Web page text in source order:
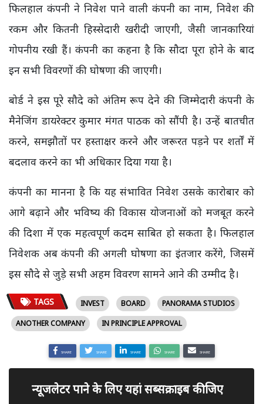
फिलहाल कंपनी ने निवेश पाने वाली कंपनी का नाम, निवेश की
रकम और कितनी हिस्सेदारी खरीदी जाएगी, जैसी जानकारियां
गोपनीय रखी हैं। कंपनी का कहना है कि सौदा पूरा होने के बाद
इन सभी विवरणों की घोषणा की जाएगी।
बोर्ड ने इस पूरे सौदे को अंतिम रूप देने की जिम्मेदारी कंपनी के
मैनेजिंग डायरेक्टर कुमार मंगत पाठक को सौंपी है। उन्हें बातचीत
करने, समझौतों पर हस्ताक्षर करने और जरूरत पड़ने पर शर्तों में
बदलाव करने का भी अधिकार दिया गया है।
कंपनी का मानना है कि यह संभावित निवेश उसके कारोबार को
आगे बढ़ाने और भविष्य की विकास योजनाओं को मजबूत करने
की दिशा में एक महत्वपूर्ण कदम साबित हो सकता है। फिलहाल
निवेशक अब कंपनी की अगली घोषणा का इंतजार करेंगे, जिसमें
इस सौदे से जुड़े सभी अहम विवरण सामने आने की उम्मीद है।
TAGS INVEST BOARD
PANORAMA STUDIOS
ANOTHER COMPANY
IN PRINCIPLE APPROVAL
SHARE SHARE SHARE SHARE SHARE
न्यूजलेटर पाने के लिए यहां सब्सक्राइब कीजिए